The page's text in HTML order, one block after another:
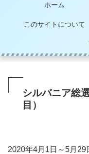
ホーム
このサイトについて
シルバニア総
目）
2020年4月1日～5月29